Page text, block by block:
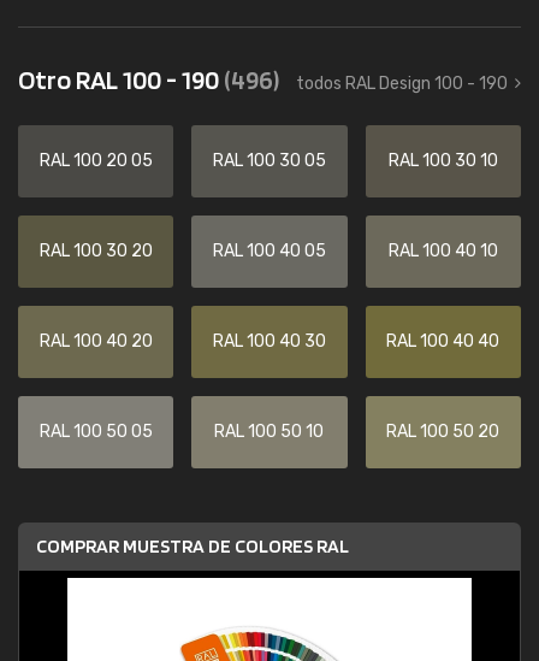
Otro RAL 100 - 190(496) todos RAL Design 100 - 190
RAL 100 20 05 RAL 100 30 05 RAL 100 30 10
RAL 100 30 20 RAL 100 40 05 RAL 100 40 10
RAL 100 40 20 RAL 100 40 30 RAL 100 40 40
RAL 100 50 05 RAL 100 50 10 RAL 100 50 20
COMPRAR MUESTRA DE COLORES RAL